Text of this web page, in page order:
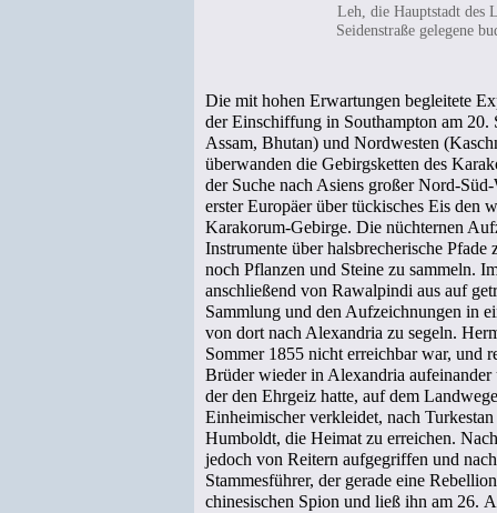
Leh, die Hauptstadt des
Seidenstraße gelegene
Die mit hohen Erwartungen begleitete
der Einschiffung in Southampton am 20.
Assam, Bhutan) und Nordwesten
überwanden die Gebirgsketten des
der Suche nach Asiens großer Nord-
erster Europäer über tückisches Eis den
Karakorum-Gebirge. Die nüchternen
Instrumente über halsbrecherische
noch Pflanzen und Steine zu sammeln.
anschließend von Rawalpindi aus auf
Sammlung und den Aufzeichnungen in
von dort nach Alexandria zu segeln.
Sommer 1855 nicht erreichbar war, und
Brüder wieder in Alexandria
der den Ehrgeiz hatte, auf dem
Einheimischer verkleidet, nach
Humboldt, die Heimat zu erreichen.
jedoch von Reitern aufgegriffen und
Stammesführer, der gerade eine
chinesischen Spion und ließ ihn am 26.